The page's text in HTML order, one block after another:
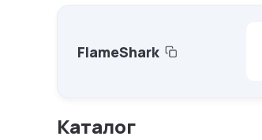
FlameShark
Каталог